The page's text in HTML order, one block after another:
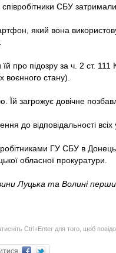
СБУ затримали
який вона
про підозру за ч. 2 ст. 111
стану).
загрожує довічне
до відповідальності
ГУ СБУ в
обласної прокуратури.
Луцька та Волині
Ctrl+Enter для того, щоб